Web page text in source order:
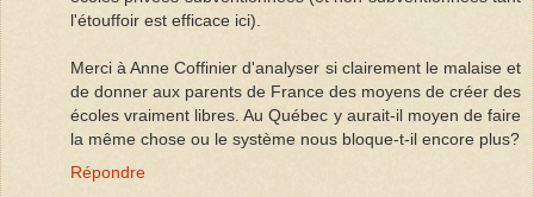
l'étouffoir est efficace ici).
Merci à Anne Coffinier d'analyser si clairement le malaise et
de donner aux parents de France des moyens de créer des
écoles vraiment libres. Au Québec y aurait-il moyen de faire
la même chose ou le système nous bloque-t-il encore plus?
Répondre